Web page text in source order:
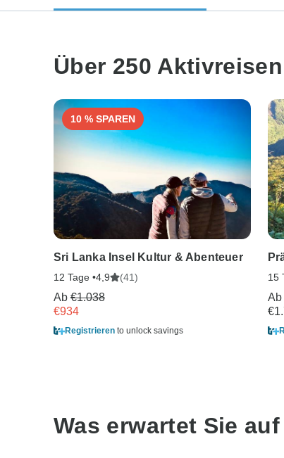
Über 250
10 % SPAREN
Sri Lanka Insel Kultur & Abenteuer
12 Tage •4,9 (41)
Ab €1.038
€934
Registrieren to unlock savings
15
Ab
Was erwartet Sie